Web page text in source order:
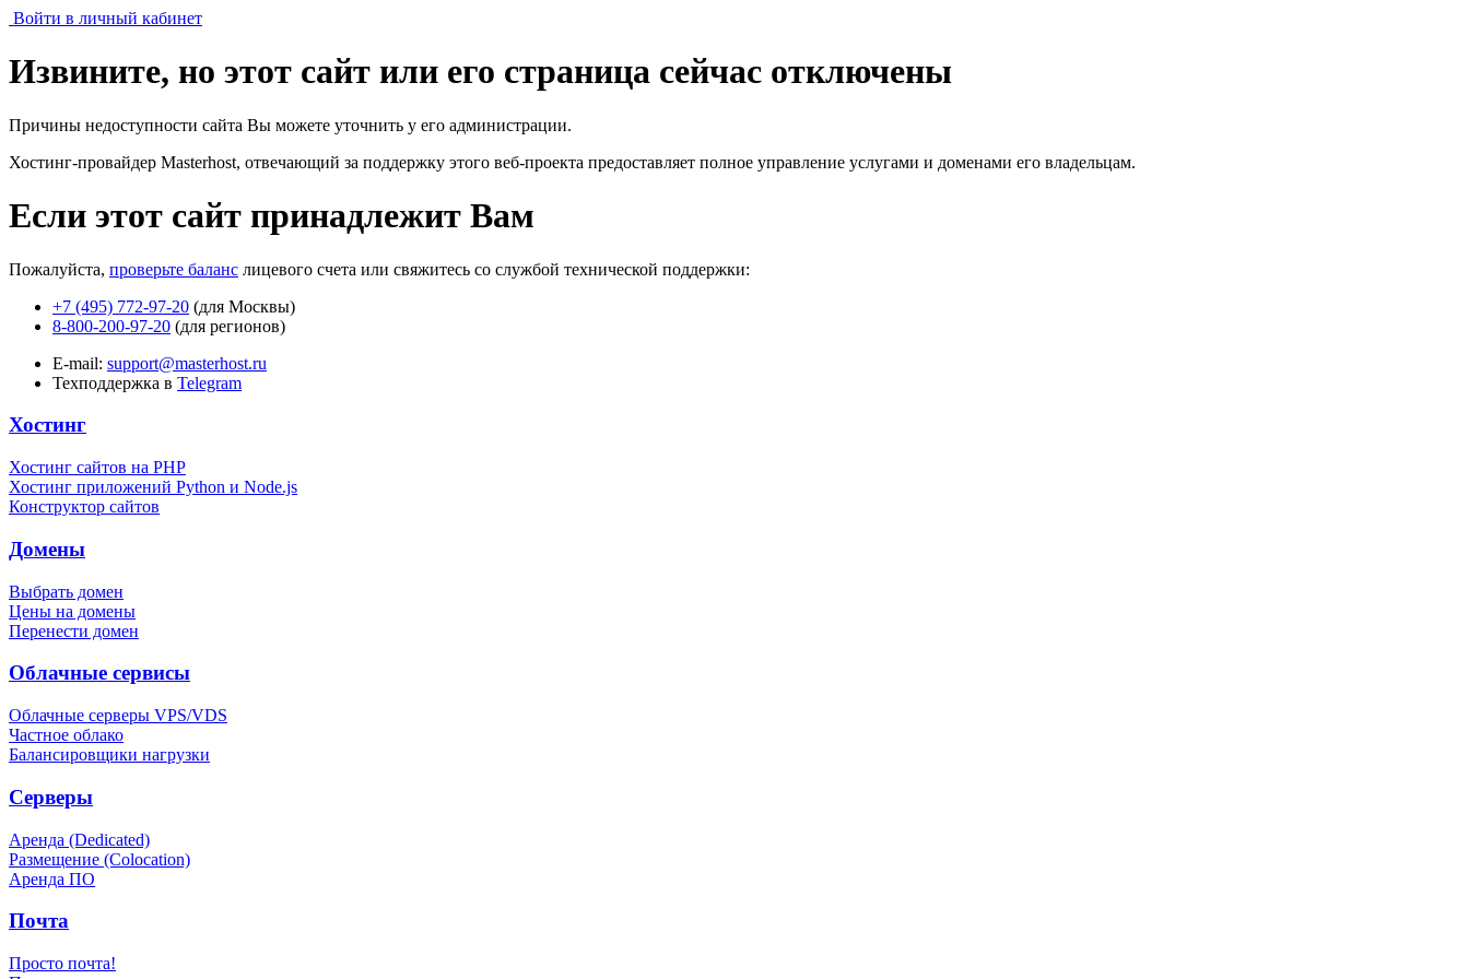
Войти в личный кабинет
Извините, но этот сайт или его страница сейчас отключены
Причины недоступности сайта Вы можете уточнить у его администрации.
Хостинг-провайдер Masterhost, отвечающий за поддержку этого веб-проекта предоставляет полное управление услугами и доменами его владельцам.
Если этот сайт принадлежит Вам
Пожалуйста, проверьте баланс лицевого счета или свяжитесь со службой технической поддержки:
+7 (495) 772-97-20 (для Москвы)
8-800-200-97-20 (для регионов)
E-mail: support@masterhost.ru
Техподдержка в Telegram
Хостинг
Хостинг сайтов на PHP
Хостинг приложений Python и Node.js
Конструктор сайтов
Домены
Выбрать домен
Цены на домены
Перенести домен
Облачные сервисы
Облачные серверы VPS/VDS
Частное облако
Балансировщики нагрузки
Серверы
Аренда (Dedicated)
Размещение (Colocation)
Аренда ПО
Почта
Просто почта!